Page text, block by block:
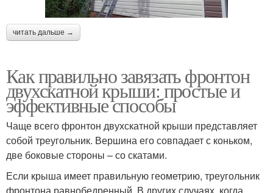
читать дальше →
Как правильно завязать фронтон
двухскатной крыши: простые и
эффективные способы
Чаще всего фронтон двухскатной крыши представляет
собой треугольник. Вершина его совпадает с коньком,
две боковые стороны – со скатами.
Если крыша имеет правильную геометрию, треугольник